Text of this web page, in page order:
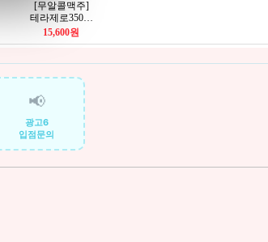
📢
광고6
입점문의